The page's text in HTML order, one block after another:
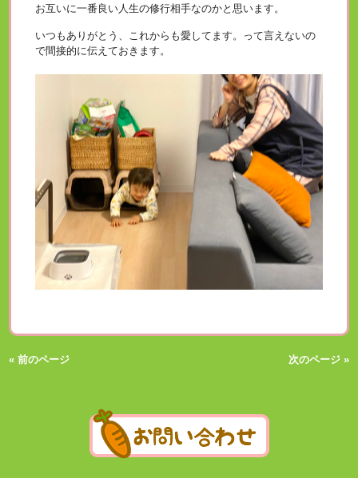
お互いに一番良い人生の修行相手なのかと思います。
いつもありがとう、これからも愛してます。って言えないの
で間接的に伝えておきます。
« 前のページ 次のページ »